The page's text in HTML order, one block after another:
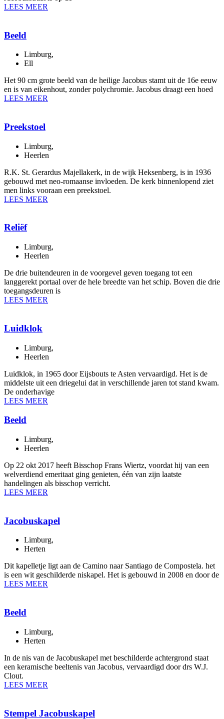
LEES MEER
Beeld
Limburg,
Ell
Het 90 cm grote beeld van de heilige Jacobus stamt uit de 16e eeuw
en is van eikenhout, zonder polychromie. Jacobus draagt een hoed
LEES MEER
Preekstoel
Limburg,
Heerlen
R.K. St. Gerardus Majellakerk, in de wijk Heksenberg, is in 1936
gebouwd met neo-romaanse invloeden. De kerk binnenlopend ziet
men links vooraan een preekstoel.
LEES MEER
Reliëf
Limburg,
Heerlen
De drie buitendeuren in de voorgevel geven toegang tot een
langgerekt portaal over de hele breedte van het schip. Boven die drie
toegangsdeuren is
LEES MEER
Luidklok
Limburg,
Heerlen
Luidklok, in 1965 door Eijsbouts te Asten vervaardigd. Het is de
middelste uit een driegelui dat in verschillende jaren tot stand kwam.
De onderhavige
LEES MEER
Beeld
Limburg,
Heerlen
Op 22 okt 2017 heeft Bisschop Frans Wiertz, voordat hij van een
welverdiend emeritaat ging genieten, één van zijn laatste
handelingen als bisschop verricht.
LEES MEER
Jacobuskapel
Limburg,
Herten
Dit kapelletje ligt aan de Camino naar Santiago de Compostela. het
is een wit geschilderde niskapel. Het is gebouwd in 2008 en door de
LEES MEER
Beeld
Limburg,
Herten
In de nis van de Jacobuskapel met beschilderde achtergrond staat
een keramische beeltenis van Jacobus, vervaardigd door drs W.J.
Clout.
LEES MEER
Stempel Jacobuskapel